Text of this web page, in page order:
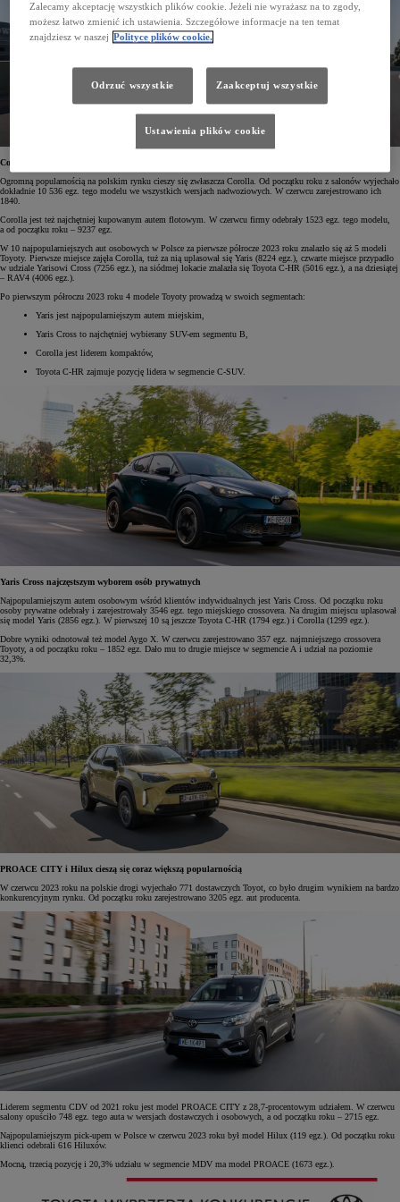
Corolla – najpopularniejszym modelem na polskich drogach
Ogromną popularnością na polskim rynku cieszy się zwłaszcza Corolla. Od początku roku z salonów wyjechało
dokładnie 10 536 egz. tego modelu we wszystkich wersjach nadwoziowych. W czerwcu zarejestrowano ich
1840.
Corolla jest też najchętniej kupowanym autem flotowym. W czerwcu firmy odebrały 1523 egz. tego modelu,
a od początku roku – 9237 egz.
W 10 najpopularniejszych aut osobowych w Polsce za pierwsze półrocze 2023 roku znalazło się aż 5 modeli
Toyoty. Pierwsze miejsce zajęła Corolla, tuż za nią uplasował się Yaris (8224 egz.), czwarte miejsce przypadło
w udziale Yarisowi Cross (7256 egz.), na siódmej lokacie znalazła się Toyota C-HR (5016 egz.), a na dziesiątej
– RAV4 (4006 egz.).
Po pierwszym półroczu 2023 roku 4 modele Toyoty prowadzą w swoich segmentach:
Yaris jest najpopularniejszym autem miejskim,
Yaris Cross to najchętniej wybierany SUV-em segmentu B,
Corolla jest liderem kompaktów,
Toyota C-HR zajmuje pozycję lidera w segmencie C-SUV.
Yaris Cross najczęstszym wyborem osób prywatnych
Najpopularniejszym autem osobowym wśród klientów indywidualnych jest Yaris Cross. Od początku roku
osoby prywatne odebrały i zarejestrowały 3546 egz. tego miejskiego crossovera. Na drugim miejscu uplasował
się model Yaris (2856 egz.). W pierwszej 10 są jeszcze Toyota C-HR (1794 egz.) i Corolla (1299 egz.).
Dobre wyniki odnotował też model Aygo X. W czerwcu zarejestrowano 357 egz. najmniejszego crossovera
Toyoty, a od początku roku – 1852 egz. Dało mu to drugie miejsce w segmencie A i udział na poziomie
32,3%.
PROACE CITY i Hilux cieszą się coraz większą popularnością
W czerwcu 2023 roku na polskie drogi wyjechało 771 dostawczych Toyot, co było drugim wynikiem na bardzo
konkurencyjnym rynku. Od początku roku zarejestrowano 3205 egz. aut producenta.
Liderem segmentu CDV od 2021 roku jest model PROACE CITY z 28,7-procentowym udziałem. W czerwcu
salony opuściło 748 egz. tego auta w wersjach dostawczych i osobowych, a od początku roku – 2715 egz.
Najpopularniejszym pick-upem w Polsce w czerwcu 2023 roku był model Hilux (119 egz.). Od początku roku
klienci odebrali 616 Hiluxów.
Mocną, trzecią pozycję i 20,3% udziału w segmencie MDV ma model PROACE (1673 egz.).
Zalecamy akceptację wszystkich plików cookie. Jeżeli nie wyrażasz na to zgody,
możesz łatwo zmienić ich ustawienia. Szczegółowe informacje na ten temat
znajdziesz w naszej Polityce plików cookie.
Odrzuć wszystkie Zaakceptuj wszystkie
Ustawienia plików cookie